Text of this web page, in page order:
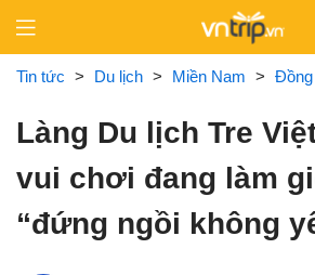
content
Tin tức > Du lịch > Miền Nam > Đồng
Làng Du lịch Tre
vui chơi đang làm
“đứng ngồi không